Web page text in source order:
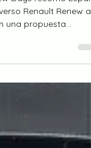
Days recorrió
una propuesta
y Sant Boi
captaba